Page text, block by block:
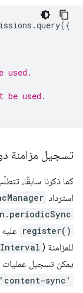
.query({
used.
be used.
تسجيل مزامنة
كما ذكرنا سابقًا،
استرداد
register()
للمزامنة (
يمكن تسجيل عمليات
'content-sync'